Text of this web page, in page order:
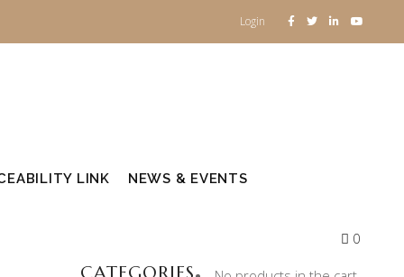
Login
LINK NEWS & EVENTS
0